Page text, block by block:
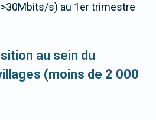
s) au 1er trimestre
au sein du
(moins de 2 000